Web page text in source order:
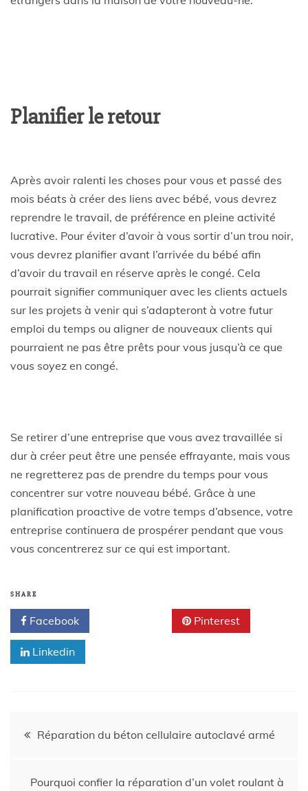
Planifier le retour
Après avoir ralenti les choses pour vous et passé des
mois béats à créer des liens avec bébé, vous devrez
reprendre le travail, de préférence en pleine activité
lucrative. Pour éviter d’avoir à vous sortir d’un trou noir,
vous devrez planifier avant l’arrivée du bébé afin
d’avoir du travail en réserve après le congé. Cela
pourrait signifier communiquer avec les clients actuels
sur les projets à venir qui s’adapteront à votre futur
emploi du temps ou aligner de nouveaux clients qui
pourraient ne pas être prêts pour vous jusqu’à ce que
vous soyez en congé.
Se retirer d’une entreprise que vous avez travaillée si
dur à créer peut être une pensée effrayante, mais vous
ne regretterez pas de prendre du temps pour vous
concentrer sur votre nouveau bébé. Grâce à une
planification proactive de votre temps d’absence, votre
entreprise continuera de prospérer pendant que vous
vous concentrerez sur ce qui est important.
SHARE
Facebook Pinterest
Linkedin
Réparation du béton cellulaire autoclavé armé
Pourquoi confier la réparation d’un volet roulant à